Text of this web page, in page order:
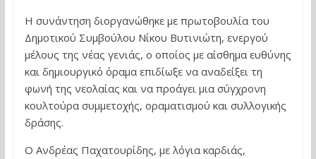
Η συνάντηση διοργανώθηκε με πρωτοβουλία του
Δημοτικού Συμβούλου Νίκου Βυτινιώτη, ενεργού
μέλους της νέας γενιάς, ο οποίος με αίσθημα ευθύνης
και δημιουργικό όραμα επιδίωξε να αναδείξει τη
φωνή της νεολαίας και να προάγει μια σύγχρονη
κουλτούρα συμμετοχής, οραματισμού και συλλογικής
δράσης.
Ο Ανδρέας Παχατουρίδης, με λόγια καρδιάς,